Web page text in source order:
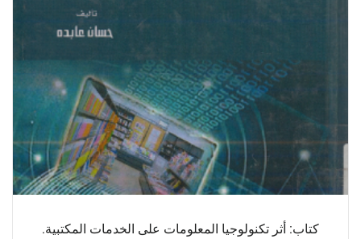
كتاب: أثر تكنولوجيا المعلومات على الخدمات المكتبية.